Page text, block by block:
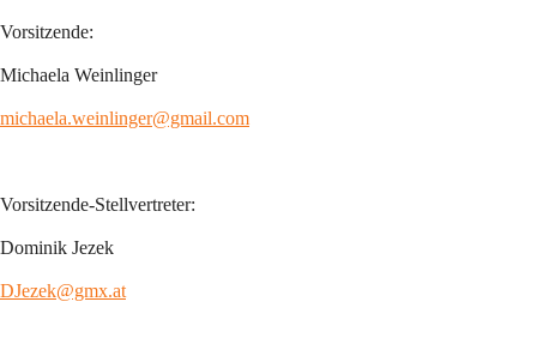
Vorsitzende:
Michaela Weinlinger
michaela.weinlinger@gmail.com
Vorsitzende-Stellvertreter:
Dominik Jezek
DJezek@gmx.at